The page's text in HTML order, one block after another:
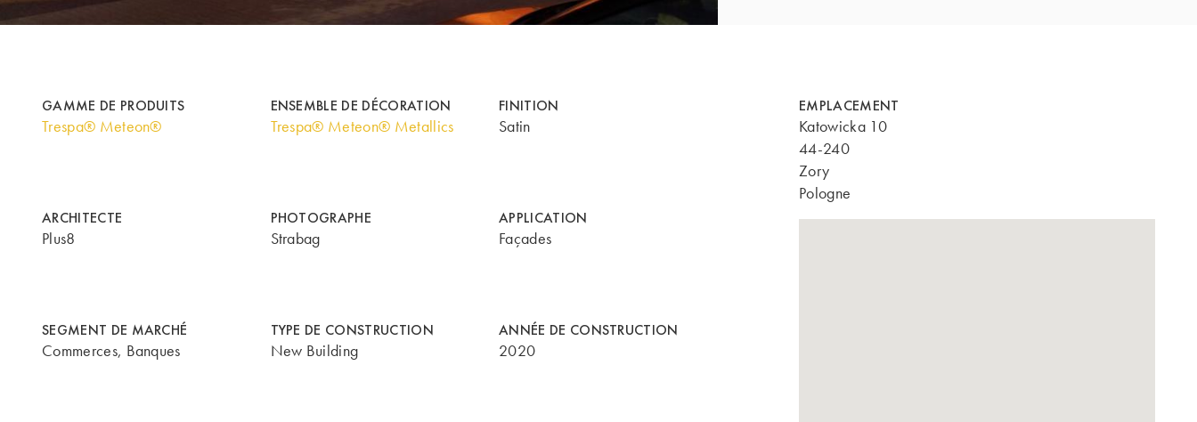
GAMME DE PRODUITS
Trespa® Meteon®
ENSEMBLE DE DÉCORATION
Trespa® Meteon® Metallics
FINITION
Satin
ARCHITECTE
Plus8
PHOTOGRAPHE
Strabag
APPLICATION
Façades
SEGMENT DE MARCHÉ
Commerces, Banques
TYPE DE CONSTRUCTION
New Building
ANNÉE DE CONSTRUCTION
2020
EMPLACEMENT
Katowicka 10
44-240
Zory
Pologne